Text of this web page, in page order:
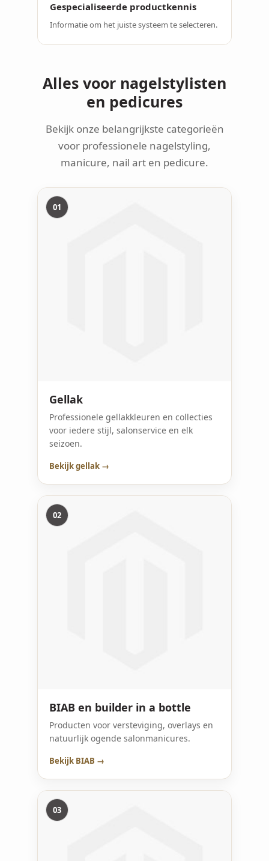
Gespecialiseerde productkennis
Informatie om het juiste systeem te selecteren.
Alles voor nagelstylisten
en pedicures
Bekijk onze belangrijkste categorieën
voor professionele nagelstyling,
manicure, nail art en pedicure.
01
Gellak
Professionele gellakkleuren en collecties
voor iedere stijl, salonservice en elk
seizoen.
Bekijk gellak →
02
BIAB en builder in a bottle
Producten voor versteviging, overlays en
natuurlijk ogende salonmanicures.
Bekijk BIAB →
03